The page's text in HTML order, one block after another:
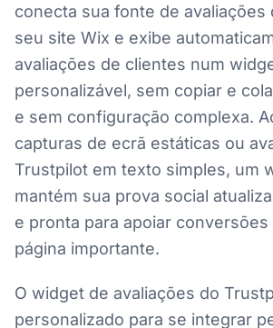
conecta sua fonte de avaliações
seu site Wix e exibe
avaliações de clientes num
personalizável, sem copiar e
e sem configuração complexa.
capturas de ecrã estáticas ou
Trustpilot em texto simples, um
mantém sua prova social
e pronta para apoiar conversões
página importante.
O widget de avaliações do
personalizado para se integrar